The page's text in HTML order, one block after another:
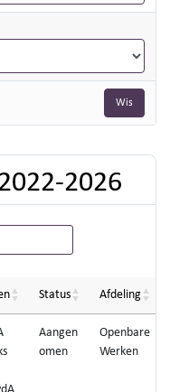
Wis
2026
Status Afdeling
Aangen
omen
Openbare
Werken